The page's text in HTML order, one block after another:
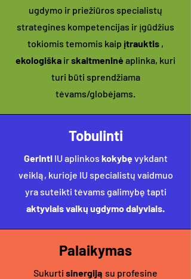
ugdymo ir priežiūros specialistų
strategines kompetencijas ir įgūdžius
tokiomis temomis kaip įtrauktis ,
ekologiška irskaitmeninė aplinka, kuri
turi būti sprendžiama
tėvams/globėjams.
Tobulinti
GerintiIU aplinkos kokybęvykdant
veiklą, kurioje IU specialistų vaidmuo
yra suteikti tėvams galimybę tapti
aktyviais vaikų ugdymo dalyviais.
Palaikymas
Sukurti sinergiją su profesine